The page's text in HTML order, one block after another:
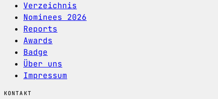
Verzeichnis
Nominees 2026
Reports
Awards
Badge
Über uns
Impressum
KONTAKT